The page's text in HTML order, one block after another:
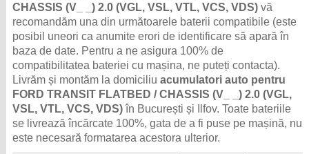
CHASSIS (V_ _) 2.0 (VGL, VSL, VTL, VCS, VDS) vă
recomandăm una din următoarele baterii compatibile (este
posibil uneori ca anumite erori de identificare să apară în
baza de date. Pentru a ne asigura 100% de
compatibilitatea bateriei cu mașina, ne puteți contacta).
Livrăm și montăm la domiciliuacumulatori auto pentru
FORD TRANSIT FLATBED / CHASSIS (V_ _) 2.0 (VGL,
VSL, VTL, VCS, VDS)în București și Ilfov. Toate bateriile
se livrează încărcate 100%, gata de a fi puse pe mașină, nu
este necesară formatarea acestora ulterior.